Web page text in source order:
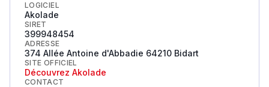
LOGICIEL
Akolade
SIRET
399948454
ADRESSE
374 Allée Antoine d'Abbadie 64210 Bidart
SITE OFFICIEL
Découvrez Akolade
CONTACT